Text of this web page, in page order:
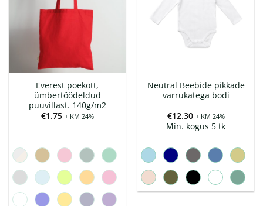
Everest poekott,
ümbertöödeldud
puuvillast. 140g/m2
€1.75 + KM 24%
Neutral Beebide pikkade
varrukatega bodi
€12.30 + KM 24%
Min. kogus 5 tk